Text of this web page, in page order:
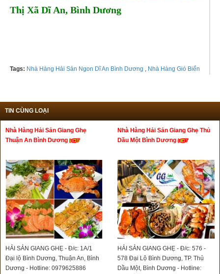
Thị Xã Dĩ An, Bình Dương
Tags: Nhà Hàng Hải Sản Ngon Dĩ An Bình Dương , Nhà Hàng Gió Biển
TIN CÙNG LOẠI
Nhà Hàng Hải Sản Giang Ghẹ
Thuận An Bình Dương
HẢI SẢN GIANG GHẸ - Đ/c: 1A/1
Đại lộ Bình Dương, Thuận An, Bình
Dương - Hotline: 0979625886
Nhà Hàng Hải Sản Giang Ghẹ Thủ
Dầu Một Bình Dương
HẢI SẢN GIANG GHẸ - Đ/c: 576 -
578 Đại Lộ Bình Dương, TP. Thủ
Dầu Một, Bình Dương - Hotline: